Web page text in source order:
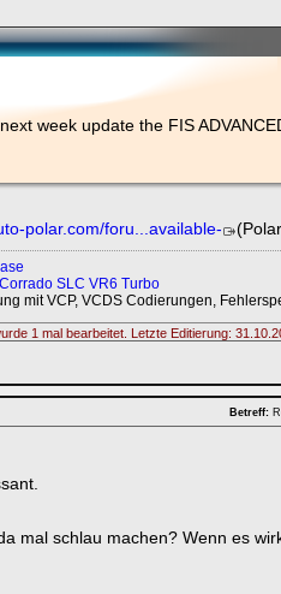
week update the FIS
polar.com/foru...available-
SLC VR6 Turbo
mit VCP, VCDS Codierungen,
1 mal bearbeitet. Letzte Editierung:
Betreff:
mal schlau machen? Wenn es